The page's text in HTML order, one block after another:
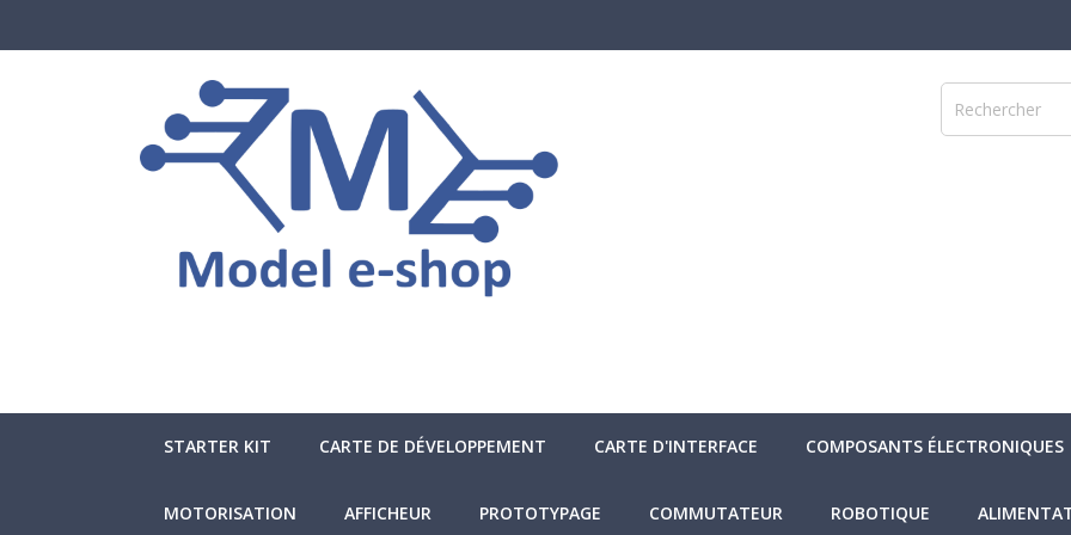
STARTER KIT CARTE DE DÉVELOPPEMENT CARTE D'INTERFACE COMPOSANTS ÉLECTRONIQUES
MOTORISATION AFFICHEUR PROTOTYPAGE COMMUTATEUR ROBOTIQUE